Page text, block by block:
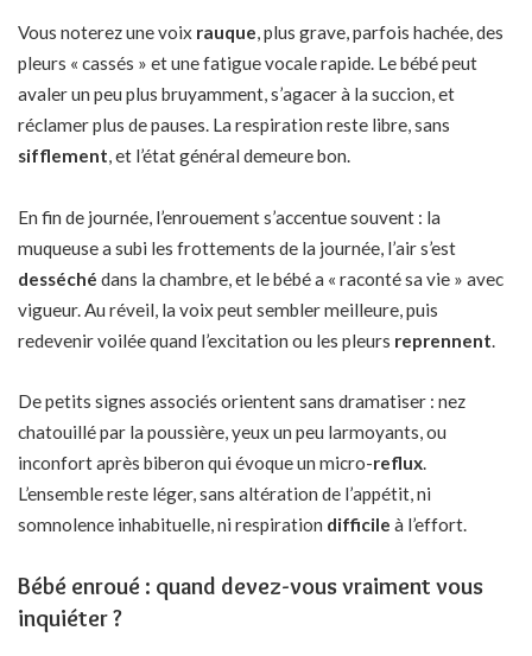
Vous noterez une voix rauque, plus grave, parfois hachée, des
pleurs « cassés » et une fatigue vocale rapide. Le bébé peut
avaler un peu plus bruyamment, s’agacer à la succion, et
réclamer plus de pauses. La respiration reste libre, sans
sifflement, et l’état général demeure bon.
En fin de journée, l’enrouement s’accentue souvent : la
muqueuse a subi les frottements de la journée, l’air s’est
desséché dans la chambre, et le bébé a « raconté sa vie » avec
vigueur. Au réveil, la voix peut sembler meilleure, puis
redevenir voilée quand l’excitation ou les pleurs reprennent.
De petits signes associés orientent sans dramatiser : nez
chatouillé par la poussière, yeux un peu larmoyants, ou
inconfort après biberon qui évoque un micro-reflux.
L’ensemble reste léger, sans altération de l’appétit, ni
somnolence inhabituelle, ni respiration difficile à l’effort.
Bébé enroué : quand devez-vous vraiment vous
inquiéter ?